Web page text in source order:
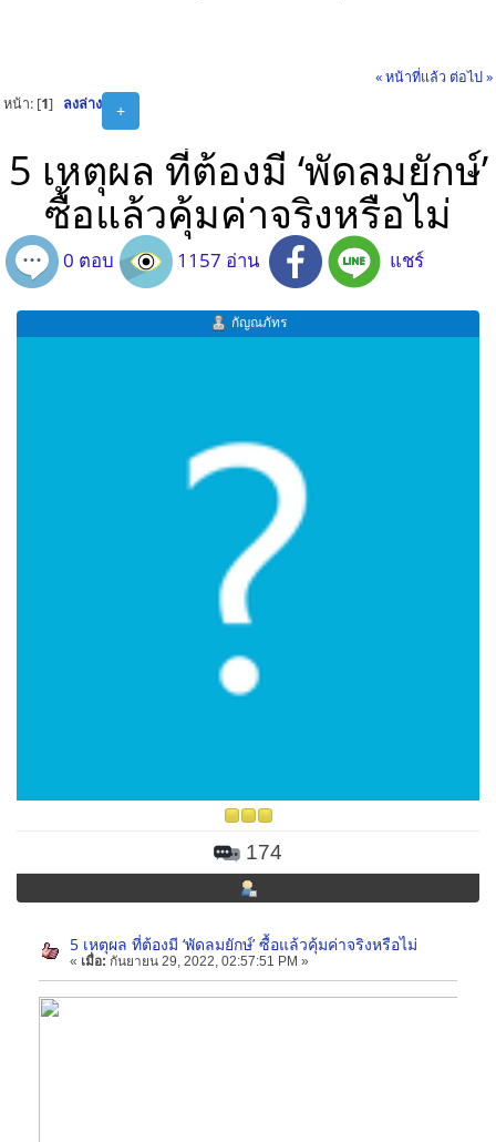
« หน้าที่แล้ว ต่อไป »
+
หน้า: [1] ลงล่าง
5 เหตุผล ที่ต้องมี ‘พัดลมยักษ์’
ซื้อแล้วคุ้มค่าจริงหรือไม่
0 ตอบ 1157 อ่าน แชร์
กัญณภัทร
174
5 เหตุผล ที่ต้องมี ‘พัดลมยักษ์’ ซื้อแล้วคุ้มค่าจริงหรือไม่
« เมื่อ: กันยายน 29, 2022, 02:57:51 PM »